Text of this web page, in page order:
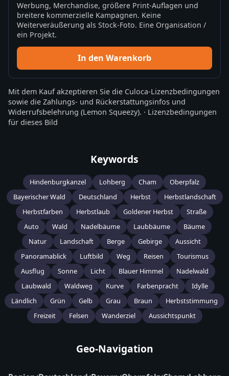
Werbung, Merchandise, größere Print-Auflagen und
breitere kommerzielle Kampagnen. Keine
Weiterveräußerung als Stock-Foto. Eine Organisation /
ein Projekt.
In den Warenkorb
Mit dem Kauf akzeptieren Sie die Culoca-Lizenzbedingungen
sowie die Zahlungs- und Rückerstattungsinfos und
Widerrufsbelehrung (Lemon Squeezy). · Lizenzbedingungen
für dieses Bild
Keywords
Hindenburgkanzel Lohberg Cham
Oberpfalz
Bayerischer Wald
Deutschland Herbst
Herbstlandschaft
Herbstfarben
Herbstlaub Goldener Herbst
Straße
Auto
Wald Nadelbäume Laubbäume
Bäume
Natur
Landschaft Berge Gebirge
Aussicht
Panoramablick
Luftbild Weg Reisen
Tourismus
Ausflug
Sonne Licht Blauer Himmel
Nadelwald
Laubwald
Waldweg Kurve Farbenpracht
Idylle
Ländlich
Grün Gelb Grau Braun
Herbststimmung
Freizeit
Felsen Wanderziel Aussichtspunkt
Geo-Navigation